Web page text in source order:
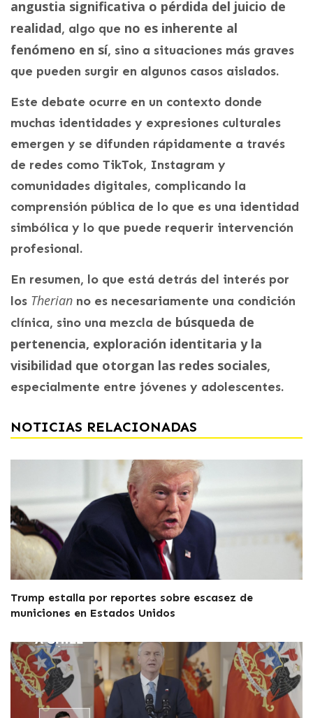
angustia significativa o pérdida del juicio de
realidad, algo que no es inherente al
fenómeno en sí, sino a situaciones más graves
que pueden surgir en algunos casos aislados.
Este debate ocurre en un contexto donde
muchas identidades y expresiones culturales
emergen y se difunden rápidamente a través
de redes como TikTok, Instagram y
comunidades digitales, complicando la
comprensión pública de lo que es una identidad
simbólica y lo que puede requerir intervención
profesional.
En resumen, lo que está detrás del interés por
los Therian no es necesariamente una condición
clínica, sino una mezcla de búsqueda de
pertenencia, exploración identitaria y la
visibilidad que otorgan las redes sociales,
especialmente entre jóvenes y adolescentes.
NOTICIAS RELACIONADAS
Trump estalla por reportes sobre escasez de
municiones en Estados Unidos